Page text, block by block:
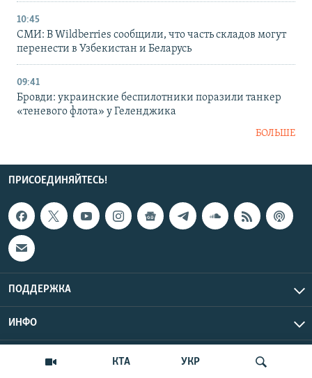
КТА УКР
10:45
СМИ: В Wildberries сообщили, что часть складов могут
перенести в Узбекистан и Беларусь
09:41
Бровди: украинские беспилотники поразили танкер
«теневого флота» у Геленджика
БОЛЬШЕ
ПРИСОЕДИНЯЙТЕСЬ!
ПОДДЕРЖКА
ИНФО
Copyright Крым.Реалии, 2026 | Все права защищены.
UTC+3